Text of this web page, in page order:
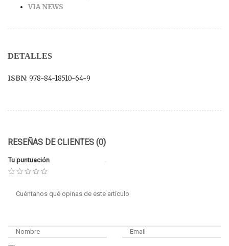
VIA NEWS
DETALLES
ISBN: 978-84-18510-64-9
RESEÑAS DE CLIENTES (0)
Tu puntuación